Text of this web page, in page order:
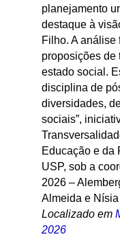
planejamento
destaque à
Filho. A
proposições de
estado social.
disciplina de
diversidades,
sociais”,
Educação e da
USP, sob a
2026 –
Almeida e
Localizado em
2026